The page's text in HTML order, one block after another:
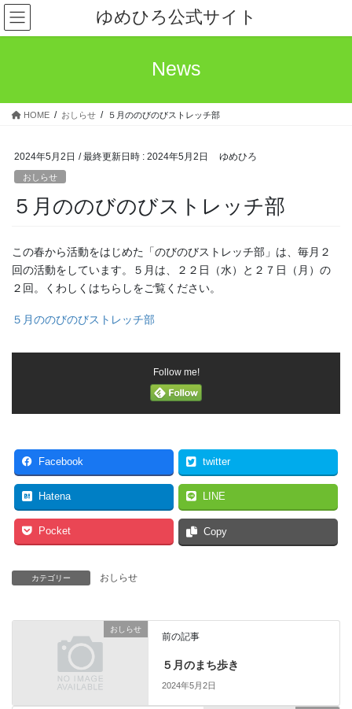
コ
ン
テ
ス
ナ
ビ
ゲ
ン
ゆめひろ公式サイト
News
HOME おしらせ ５月ののびのびストレッチ部
2024年5月2日 / 最終更新日時 : 2024年5月2日 ゆめひろ
おしらせ
５月ののびのびストレッチ部
この春から活動をはじめた「のびのびストレッチ部」は、毎月２
回の活動をしています。５月は、２２日（水）と２７日（月）の
２回。くわしくはちらしをご覧ください。
５月ののびのびストレッチ部
Follow me!
Facebook twitter
Hatena LINE
Pocket Copy
カテゴリー おしらせ
おしらせ
前の記事
５月のまち歩き
2024年5月2日